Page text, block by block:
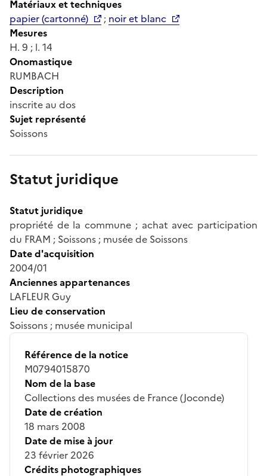
Matériaux et techniques
papier (cartonné)
; noir et blanc
Mesures
H. 9 ; l. 14
Onomastique
RUMBACH
Description
inscrite au dos
Sujet représenté
Soissons
Statut juridique
Statut juridique
propriété de la commune ; achat avec participation
du FRAM ; Soissons ; musée de Soissons
Date d'acquisition
2004/01
Anciennes appartenances
LAFLEUR Guy
Lieu de conservation
Soissons ; musée municipal
Référence de la notice
M0794015870
Nom de la base
Collections des musées de France (Joconde)
Date de création
18 mars 2008
Date de mise à jour
23 février 2026
Crédits photographiques